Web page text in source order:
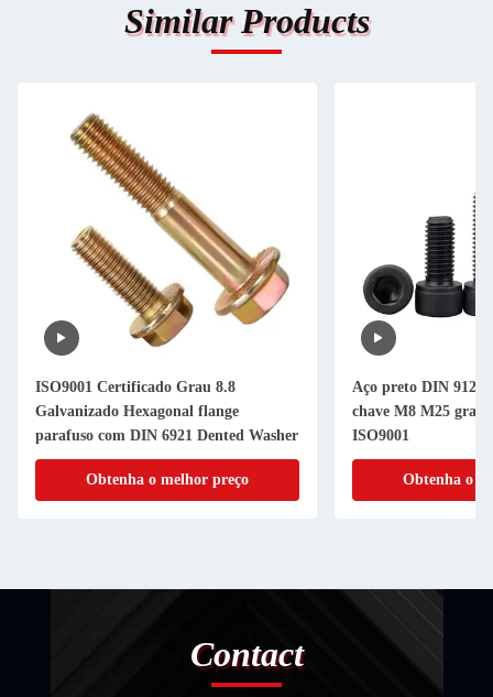
Similar Products
ISO9001 Certificado Grau 8.8
Galvanizado Hexagonal flange
parafuso com DIN 6921 Dented Washer
Obtenha o melhor preço
Aço preto DIN 912
chave M8 M25 grau
ISO9001
Obtenha o
Contact